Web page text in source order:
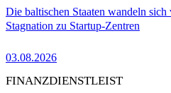
Die baltischen Staaten wandeln sich
Stagnation zu Startup-Zentren
03.08.2026
FINANZDIENSTLEIST